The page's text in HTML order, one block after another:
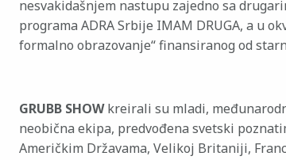
nesvakidašnjem nastupu zajedno sa
programa ADRA Srbije IMAM DRUGA, a u
formalno obrazovanje“ finansiranog od
GRUBB SHOWkreirali su mladi,
neobična ekipa, predvođena svetski
Američkim Državama, Velikoj Britaniji,